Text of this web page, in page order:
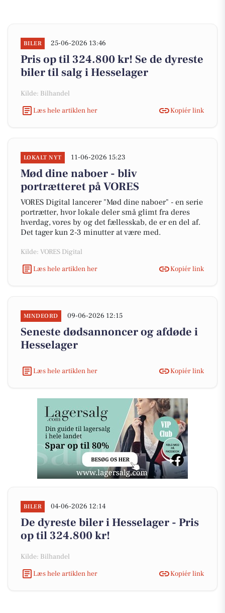
BILER 25-06-2026 13:46
Pris op til 324.800 kr! Se de dyreste
biler til salg i Hesselager
Kilde: Bilhandel
Læs hele artiklen her
Kopiér link
LOKALT NYT 11-06-2026 15:23
Mød dine naboer - bliv
portrætteret på VORES
VORES Digital lancerer "Mød dine naboer" - en serie
portrætter, hvor lokale deler små glimt fra deres
hverdag, vores by og det fællesskab, de er en del af.
Det tager kun 2-3 minutter at være med.
Kilde: VORES Digital
Læs hele artiklen her
Kopiér link
MINDEORD 09-06-2026 12:15
Seneste dødsannoncer og afdøde i
Hesselager
Læs hele artiklen her Kopiér link
BILER 04-06-2026 12:14
De dyreste biler i Hesselager - Pris
op til 324.800 kr!
Kilde: Bilhandel
Læs hele artiklen her
Kopiér link